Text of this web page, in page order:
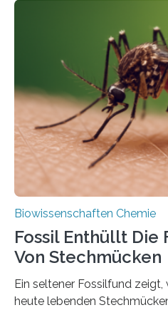
Grünalgen, die vor
lebten. Unter den Vorfahren
die noch heute in der Natur
Süßwasseralge
dieser Gruppe bilden aus
mit scheibenförmiger
nächsten…
Biowissenschaften Chemie
Fossil Enthüllt Die
Von Stechmücken
Ein seltener Fossilfund
heute lebenden